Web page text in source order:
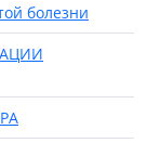
болезни